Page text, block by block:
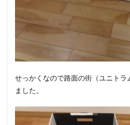
せっかくなので路面の街（ユニトラ
ました。